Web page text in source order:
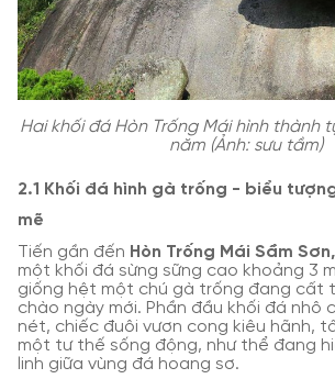
Hai khối đá Hòn Trống Mái hình thành
năm (Ảnh: sưu tầm)
2.1 Khối đá hình gà trống - biểu
mẽ
Tiến gần đến Hòn Trống Mái Sầm Sơn,
một khối đá sừng sững cao khoảng 3
giống hệt một chú gà trống đang cất
chào ngày mới. Phần đầu khối đá nhô
nét, chiếc đuôi vươn cong kiêu hãnh,
một tư thế sống động, như thể đang
linh giữa vùng đá hoang sơ.